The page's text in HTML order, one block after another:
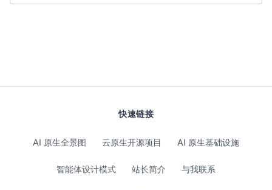
快速链接
AI 原生全景图 云原生开源项目 AI 原生基础设施
智能体设计模式 站长简介 与我联系